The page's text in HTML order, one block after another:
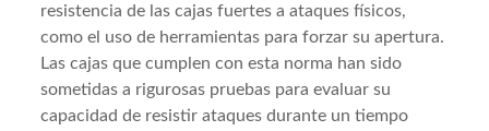
resistencia de las cajas fuertes a ataques físicos,
como el uso de herramientas para forzar su apertura.
Las cajas que cumplen con esta norma han sido
sometidas a rigurosas pruebas para evaluar su
capacidad de resistir ataques durante un tiempo